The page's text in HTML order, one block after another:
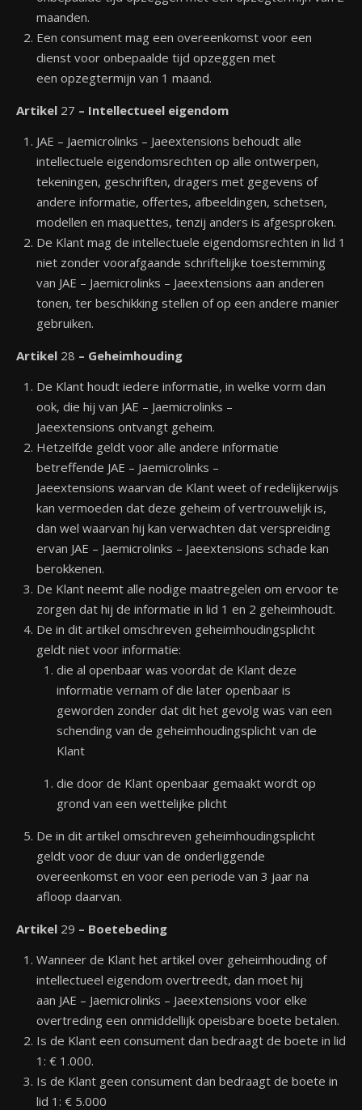
maanden.
Een consument mag een overeenkomst voor een
dienst voor onbepaalde tijd opzeggen met
een opzegtermijn van 1 maand.
Artikel 27 – Intellectueel eigendom
JAE – Jaemicrolinks – Jaeextensions behoudt alle
intellectuele eigendomsrechten op alle ontwerpen,
tekeningen, geschriften, dragers met gegevens of
andere informatie, offertes, afbeeldingen, schetsen,
modellen en maquettes, tenzij anders is afgesproken.
De Klant mag de intellectuele eigendomsrechten in lid 1
niet zonder voorafgaande schriftelijke toestemming
van JAE – Jaemicrolinks – Jaeextensions aan anderen
tonen, ter beschikking stellen of op een andere manier
gebruiken.
Artikel 28 – Geheimhouding
De Klant houdt iedere informatie, in welke vorm dan
ook, die hij van JAE – Jaemicrolinks –
Jaeextensions ontvangt geheim.
Hetzelfde geldt voor alle andere informatie
betreffende JAE – Jaemicrolinks –
Jaeextensions waarvan de Klant weet of redelijker­wijs
kan vermoeden dat deze geheim of vertrouwelijk is,
dan wel waarvan hij kan verwachten dat verspreiding
ervan JAE – Jaemicrolinks – Jaeextensions schade kan
berokkenen.
De Klant neemt alle nodige maatregelen om ervoor te
zorgen dat hij de informatie in lid 1 en 2 geheimhoudt.
De in dit artikel omschreven geheimhoudingsplicht
geldt niet voor informatie:
die al openbaar was voordat de Klant deze
informatie vernam of die later openbaar is
geworden zonder dat dit het gevolg was van een
schending van de geheimhoudingsplicht van de
Klant
die door de Klant openbaar gemaakt wordt op
grond van een wettelijke plicht
De in dit artikel omschreven geheimhoudingsplicht
geldt voor de duur van de onderliggende
overeenkomst en voor een periode van 3 jaar na
afloop daarvan.
Artikel 29 – Boetebeding
Wanneer de Klant het artikel over geheimhouding of
intellectueel eigendom overtreedt, dan moet hij
aan JAE – Jaemicrolinks – Jaeextensions voor elke
overtreding een onmiddellijk opeisbare boete betalen.
Is de Klant een consument dan bedraagt de boete in lid
1: € 1.000.
Is de Klant geen consument dan bedraagt de boete in
lid 1: € 5.000